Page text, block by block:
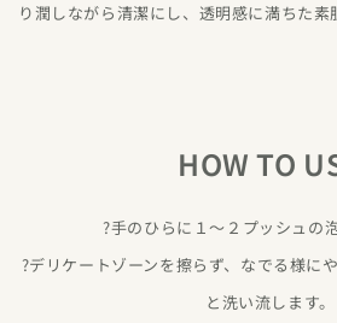
り潤しながら清潔にし、透明感に満ちた素
HOW TO
?手のひらに１〜２プッシュの
?デリケートゾーンを擦らず、なでる様に
と洗い流します。